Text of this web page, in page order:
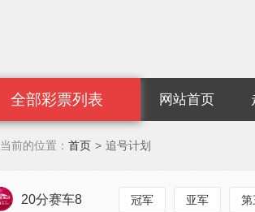
全部彩票列表 网站首页
前的位置： 首页 > 追号计划
20分赛车8 冠军 亚军 第